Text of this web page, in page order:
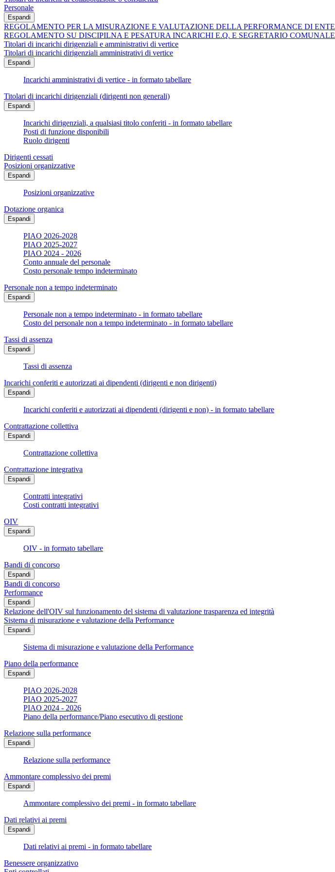
Personale
Espandi
REGOLAMENTO PER LA MISURAZIONE E VALUTAZIONE DELLA PERFORMANCE DI ENTE
REGOLAMENTO SU DISCIPILNA E PESATURA INCARICHI E.Q. E SEGRETARIO COMUNALE
Titolari di incarichi dirigenziali e amministrativi di vertice
Titolari di incarichi dirigenziali amministrativi di vertice
Espandi
Incarichi amministrativi di vertice - in formato tabellare
Titolari di incarichi dirigenziali (dirigenti non generali)
Espandi
Incarichi dirigenziali, a qualsiasi titolo conferiti - in formato tabellare
Posti di funzione disponibili
Ruolo dirigenti
Dirigenti cessati
Posizioni organizzative
Espandi
Posizioni organizzative
Dotazione organica
Espandi
PIAO 2026-2028
PIAO 2025-2027
PIAO 2024 - 2026
Conto annuale del personale
Costo personale tempo indeterminato
Personale non a tempo indeterminato
Espandi
Personale non a tempo indeterminato - in formato tabellare
Costo del personale non a tempo indeterminato - in formato tabellare
Tassi di assenza
Espandi
Tassi di assenza
Incarichi conferiti e autorizzati ai dipendenti (dirigenti e non dirigenti)
Espandi
Incarichi conferiti e autorizzati ai dipendenti (dirigenti e non) - in formato tabellare
Contrattazione collettiva
Espandi
Contrattazione collettiva
Contrattazione integrativa
Espandi
Contratti integrativi
Costi contratti integrativi
OIV
Espandi
OIV - in formato tabellare
Bandi di concorso
Espandi
Bandi di concorso
Performance
Espandi
Relazione dell'OIV sul funzionamento del sistema di valutazione trasparenza ed integrità
Sistema di misurazione e valutazione della Performance
Espandi
Sistema di misurazione e valutazione della Performance
Piano della performance
Espandi
PIAO 2026-2028
PIAO 2025-2027
PIAO 2024 - 2026
Piano della performance/Piano esecutivo di gestione
Relazione sulla performance
Espandi
Relazione sulla performance
Ammontare complessivo dei premi
Espandi
Ammontare complessivo dei premi - in formato tabellare
Dati relativi ai premi
Espandi
Dati relativi ai premi - in formato tabellare
Benessere organizzativo